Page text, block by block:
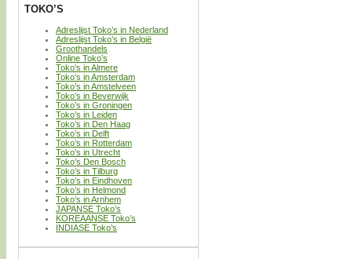
TOKO’S
Adreslijst Toko’s in Nederland
Adreslijst Toko’s in België
Groothandels
Online Toko’s
Toko’s in Almere
Toko’s in Amsterdam
Toko’s in Amstelveen
Toko’s in Beverwijk
Toko’s in Groningen
Toko’s in Leiden
Toko’s in Den Haag
Toko’s in Delft
Toko’s in Rotterdam
Toko’s in Utrecht
Toko’s Den Bosch
Toko’s in Tilburg
Toko’s in Eindhoven
Toko’s in Helmond
Toko’s in Arnhem
JAPANSE Toko’s
KOREAANSE Toko’s
INDIASE Toko’s